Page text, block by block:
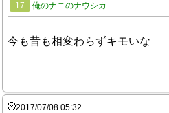
17
俺のナニのナウシカ
今も昔も相変わらずキモいな
2017/07/08 05:32